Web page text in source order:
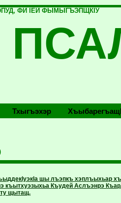
ФИ IЕЙ ФЫМЫГЪЭПЩКIУ
Тхыгъэхэр
шы лъэпкъ хэплъыхьар
къытхуэзыхьа Къудей Аслъэнрэ
щытащ.